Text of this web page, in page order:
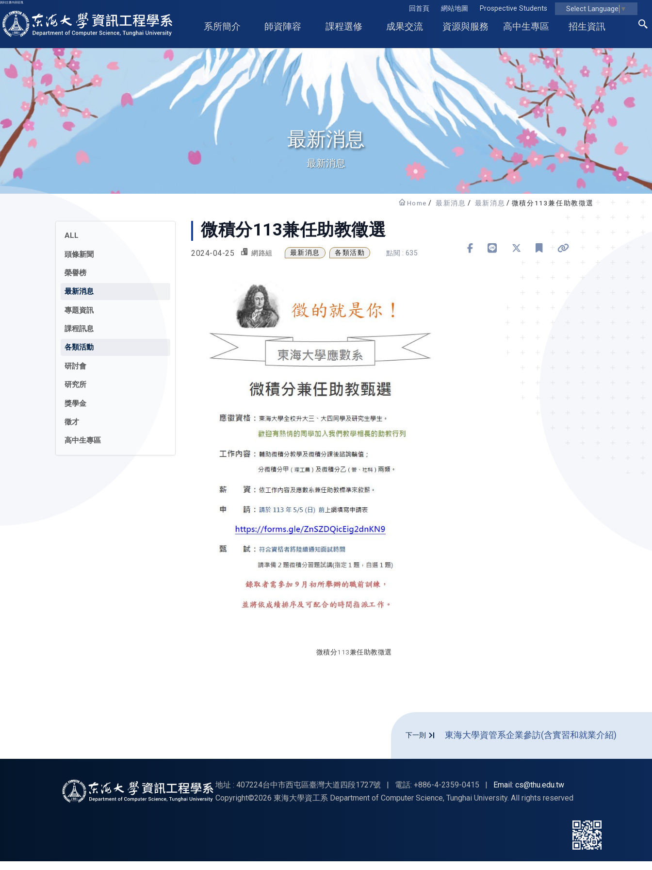
跳到主要內容區塊
回首頁 網站地圖 Prospective Students Select Language ▼
東海大學logo
系所簡介 師資陣容 課程選修 成果交流 資源與服務 高中生專區 招生資訊
最新消息
最新消息
Home 最新消息 最新消息 微積分113兼任助教徵選
ALL
頭條新聞
榮譽榜
最新消息
專題資訊
課程訊息
各類活動
研討會
研究所
獎學金
徵才
高中生專區
微積分113兼任助教徵選
2024-04-25 網路組 最新消息 各類活動 點閱 : 635
微積分113兼任助教徵選
下一則 東海大學資管系企業參訪(含實習和就業介紹)
地址 : 407224台中市西屯區臺灣大道四段1727號 | 電話: +886-4-2359-0415 |
Email: cs@thu.edu.tw
Copyright©2026 東海大學資工系 Department of Computer Science, Tunghai University. All rights reserved